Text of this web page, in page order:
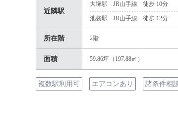
近隣駅
大塚駅 JR山手線 徒歩 10分
池袋駅 JR山手線 徒歩 12分
所在階 2階
面積 59.86坪（197.88㎡）
複数駅利用可 エアコンあり 諸条件相